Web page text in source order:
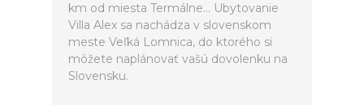
km od miesta Termálne... Ubytovanie
Villa Alex sa nachádza v slovenskom
meste Veľká Lomnica, do ktorého si
môžete naplánovať vašú dovolenku na
Slovensku.